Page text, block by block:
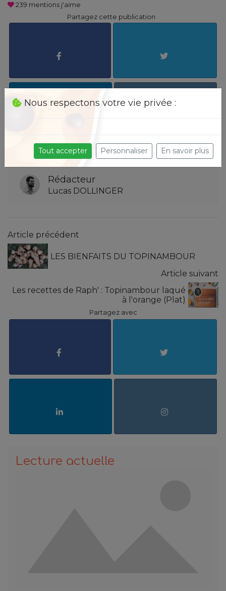
239 mentions j'aime
Partagez cette publication
Rédacteur
Lucas DOLLINGER
Article précédent
LES BIENFAITS DU TOPINAMBOUR
Article suivant
Les recettes de Raph' : Topinambour laqué
à l'orange (Plat)
Partagez avec
Lecture actuelle
Nous respectons votre vie privée :
Tout accepter Personnaliser En savoir plus